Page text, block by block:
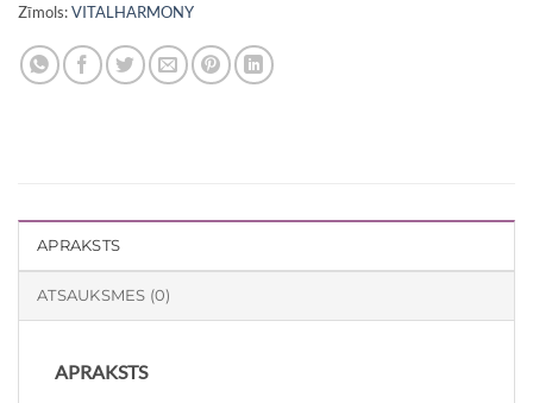
Zīmols:VITALHARMONY
APRAKSTS
ATSAUKSMES (0)
APRAKSTS